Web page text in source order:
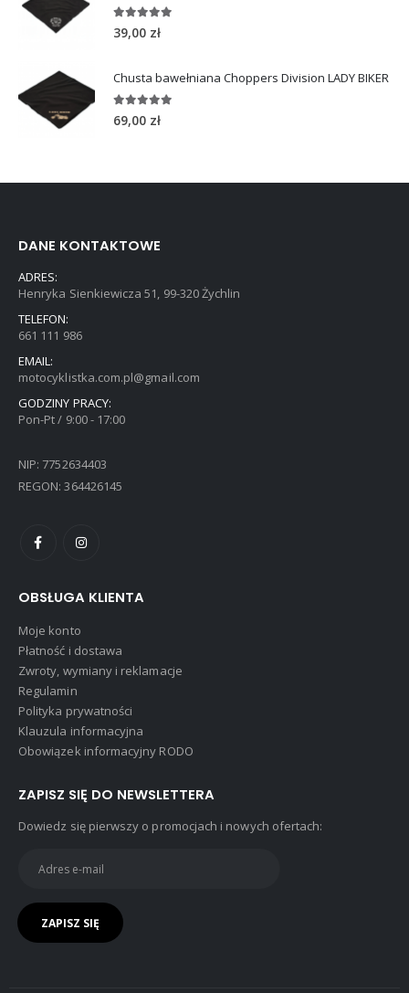
5.00out of 5
39,00 zł
Chusta bawełniana Choppers Division LADY BIKER
5.00out of 5
69,00 zł
DANE KONTAKTOWE
ADRES:
Henryka Sienkiewicza 51, 99-320 Żychlin
TELEFON:
661 111 986
EMAIL:
motocyklistka.com.pl@gmail.com
GODZINY PRACY:
Pon-Pt / 9:00 - 17:00
NIP: 7752634403
REGON: 364426145
OBSŁUGA KLIENTA
Moje konto
Płatność i dostawa
Zwroty, wymiany i reklamacje
Regulamin
Polityka prywatności
Klauzula informacyjna
Obowiązek informacyjny RODO
ZAPISZ SIĘ DO NEWSLETTERA
Dowiedz się pierwszy o promocjach i nowych ofertach: